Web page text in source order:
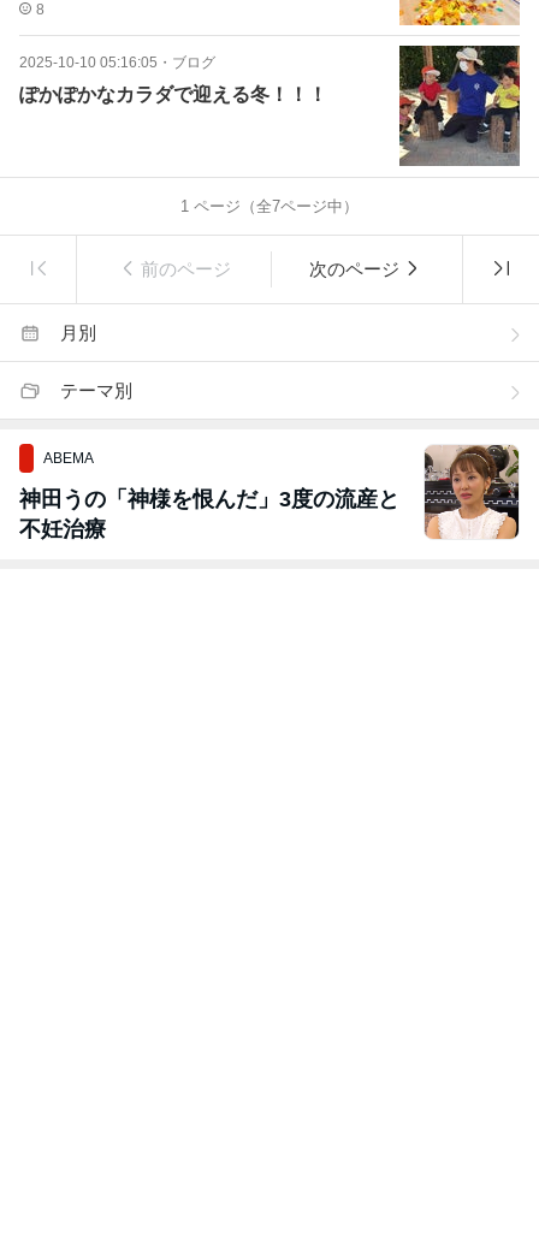
8
2025-10-10 05:16:05 ・ ブログ
ぽかぽかなカラダで迎える冬！！！
1 ページ（全7ページ中）
前のページ 次のページ
月別
テーマ別
ABEMA
神田うの「神様を恨んだ」3度の流産と
不妊治療